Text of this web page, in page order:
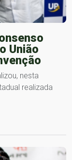
União
nesta
realizada